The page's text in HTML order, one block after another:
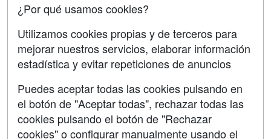
Copyleft
¿Por qué usamos cookies?
Utilizamos cookies propias y de terceros para
mejorar nuestros servicios, elaborar información
estadística y evitar repeticiones de anuncios
Puedes aceptar todas las cookies pulsando en
el botón de "Aceptar todas", rechazar todas las
cookies pulsando el botón de "Rechazar
cookies" o configurar manualmente usando el